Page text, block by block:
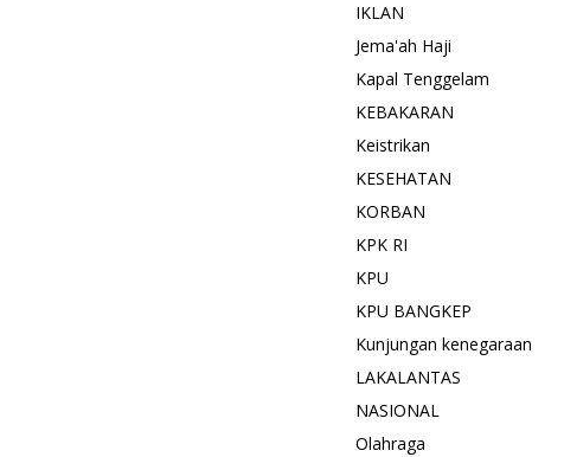
IKLAN
Jema'ah Haji
Kapal Tenggelam
KEBAKARAN
Keistrikan
KESEHATAN
KORBAN
KPK RI
KPU
KPU BANGKEP
Kunjungan kenegaraan
LAKALANTAS
NASIONAL
Olahraga